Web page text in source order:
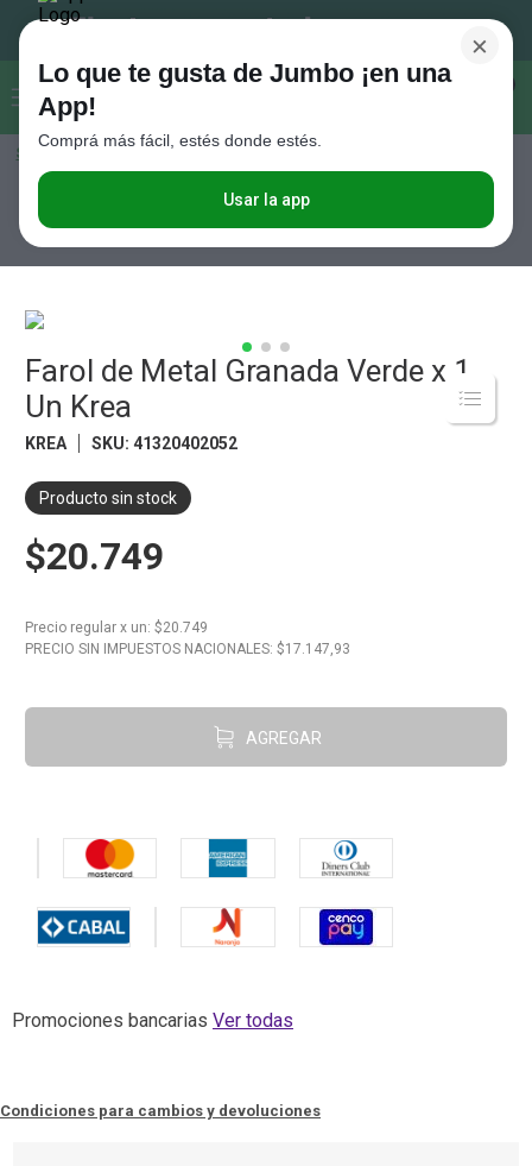
Buscar...
Seleccioná el método de entrega
×
Lo que te gusta de Jumbo ¡en una
App!
Comprá más fácil, estés donde estés.
Usar la app
Aromatizadores, Velas y Accesorios
Farol de Metal Granada Verde x 1 Un Krea
Farol de Metal Granada Verde x 1
Un Krea
KREA SKU:41320402052
Producto sin stock
$20.749
Precio regular x un: $20.749
PRECIO SIN IMPUESTOS NACIONALES: $17.147,93
AGREGAR
Promociones bancarias Ver todas
Condiciones para cambios y devoluciones
Términos más buscados
Valijas
Cerveza
Galletitas
Yerba
Fideos
. Carne